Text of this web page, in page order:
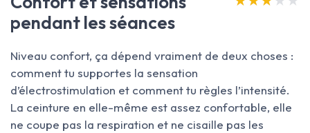
pendant les séances
Niveau confort, ça dépend vraiment de deux choses :
comment tu supportes la sensation
d’électrostimulation et comment tu règles l’intensité.
La ceinture en elle-même est assez confortable, elle
ne coupe pas la respiration et ne cisaille pas les